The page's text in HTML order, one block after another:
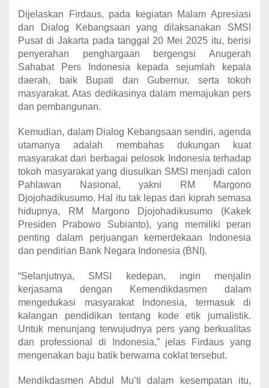
Dijelaskan Firdaus, pada kegiatan Malam Apresiasi
dan Dialog Kebangsaan yang dilaksanakan SMSI
Pusat di Jakarta pada tanggal 20 Mei 2025 itu, berisi
penyerahan penghargaan bergengsi Anugerah
Sahabat Pers Indonesia kepada sejumlah kepala
daerah, baik Bupati dan Gubernur, serta tokoh
masyarakat. Atas dedikasinya dalam memajukan pers
dan pembangunan.
Kemudian, dalam Dialog Kebangsaan sendiri, agenda
utamanya adalah membahas dukungan kuat
masyarakat dari berbagai pelosok Indonesia terhadap
tokoh masyarakat yang diusulkan SMSI menjadi calon
Pahlawan Nasional, yakni RM Margono
Djojohadikusumo. Hal itu tak lepas dari kiprah semasa
hidupnya, RM Margono Djojohadikusumo (Kakek
Presiden Prabowo Subianto), yang memiliki peran
penting dalam perjuangan kemerdekaan Indonesia
dan pendirian Bank Negara Indonesia (BNI).
“Selanjutnya, SMSI kedepan, ingin menjalin
kerjasama dengan Kemendikdasmen dalam
mengedukasi masyarakat Indonesia, termasuk di
kalangan pendidikan tentang kode etik jurnalistik.
Untuk menunjang terwujudnya pers yang berkualitas
dan professional di Indonesia,” jelas Firdaus yang
mengenakan baju batik berwarna coklat tersebut.
Mendikdasmen Abdul Mu’ti dalam kesempatan itu,